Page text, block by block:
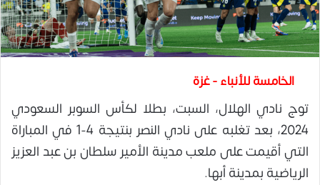
الخامسة للأنباء - غزة
توج نادي الهلال، السبت، بطلا لكأس السوبر السعودي
2024، بعد تغلبه على نادي النصر بنتيجة 4-1 في المباراة
التي أقيمت على ملعب مدينة الأمير سلطان بن عبد العزيز
الرياضية بمدينة أبها.